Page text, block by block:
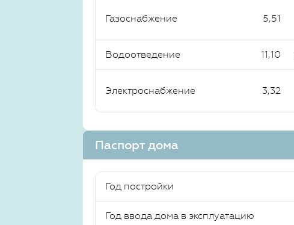
Газоснабжение 5,51
Водоотведение 11,10
Электроснабжение 3,32
Паспорт дома
Год постройки
Год ввода дома в эксплуатацию